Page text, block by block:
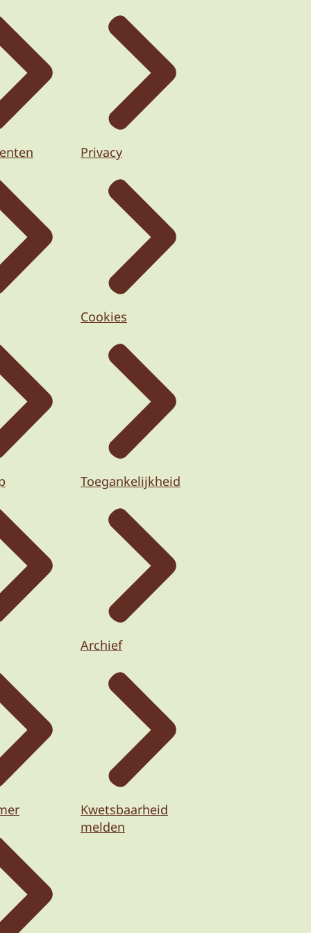
Privacy
Cookies
Toegankelijkheid
Archief
Kwetsbaarheid
melden